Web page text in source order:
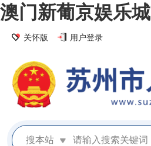
澳门新葡京娱乐城
关怀版 用户登录
搜本站